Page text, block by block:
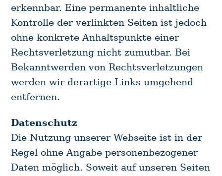
erkennbar. Eine permanente inhaltliche
Kontrolle der verlinkten Seiten ist jedoch
ohne konkrete Anhaltspunkte einer
Rechtsverletzung nicht zumutbar. Bei
Bekanntwerden von Rechtsverletzungen
werden wir derartige Links umgehend
entfernen.
Datenschutz
Die Nutzung unserer Webseite ist in der
Regel ohne Angabe personenbezogener
Daten möglich. Soweit auf unseren Seiten